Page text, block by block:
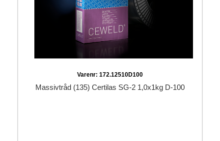
Varenr: 172.12510D100
Massivtråd (135) Certilas SG-2 1,0x1kg D-100